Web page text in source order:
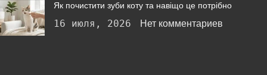
Як почистити зуби коту та навіщо це потрібно
16 июля, 2026 Нет комментариев